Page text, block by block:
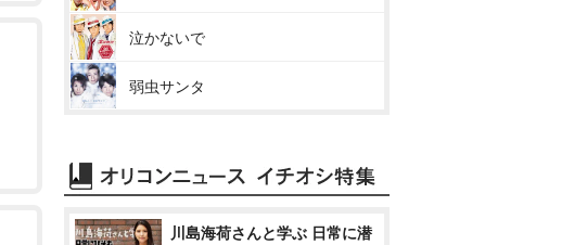
泣かないで
弱虫サンタ
川島海荷さんと学ぶ 日常に潜